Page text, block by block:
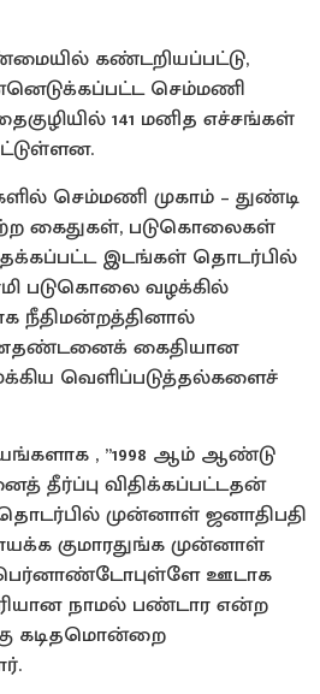
கண்டறியப்பட்டு,
செம்மணி
141 மனித எச்சங்கள்
செம்மணி முகாம் – துண்டி
கைதுகள், படுகொலைகள்
இடங்கள் தொடர்பில்
படுகொலை வழக்கில்
நீதிமன்றத்தினால்
கைதியான
வெளிப்படுத்தல்களைச்
, ”1998 ஆம் ஆண்டு
தீர்ப்பு விதிக்கப்பட்டதன்
முன்னாள் ஜனாதிபதி
குமாரதுங்க முன்னாள்
ஊடாக
நாமல் பண்டார என்ற
கடிதமொன்றை